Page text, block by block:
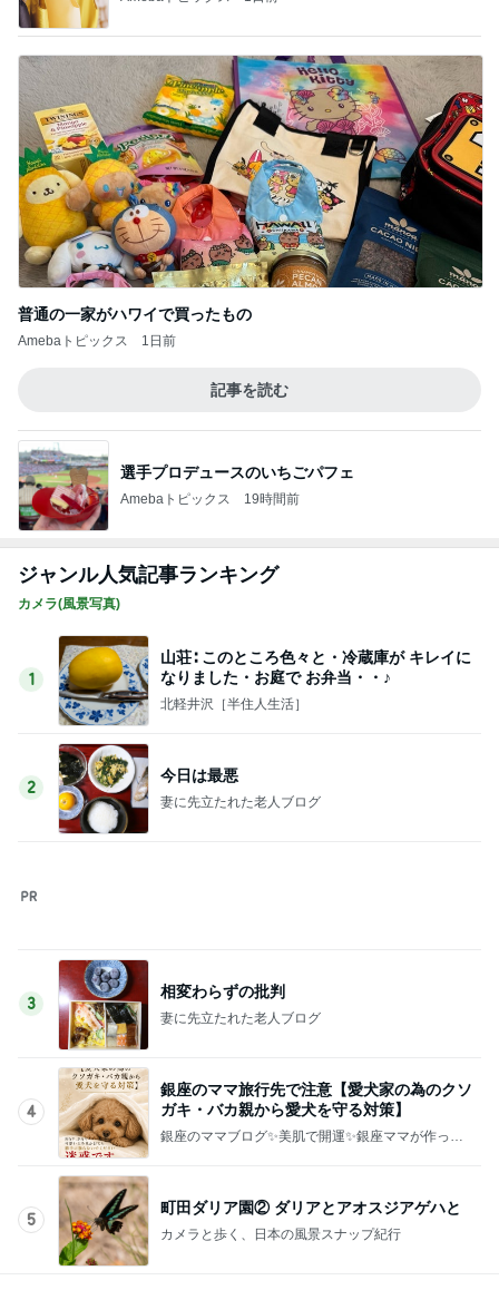
3
相変わらずの批判
妻に先立たれた老人ブログ
4
銀座のママ旅行先で注意【愛犬家の為のクソ
ガキ・バカ親から愛犬を守る対策】
銀座のママブログ✨美肌で開運✨銀座ママが作った
化粧品✨銀座クラブ高嶋25歳で開店✨高嶋りえ子
お着物でエルメス バーキン コーデ
5
町田ダリア園② ダリアとアオスジアゲハと
カメラと歩く、日本の風景スナップ紀行
Amebaトピックス 19時間前
Amebaトピックス 1日前
注目の1000円ポッキリと半額商品
Amebaトピックス 1日前
TVを見て大騒ぎする長男の旅行
Amebaトピックス 15時間前
EPSが右肩上がりで増配の期待
Amebaトピックス 18時間前